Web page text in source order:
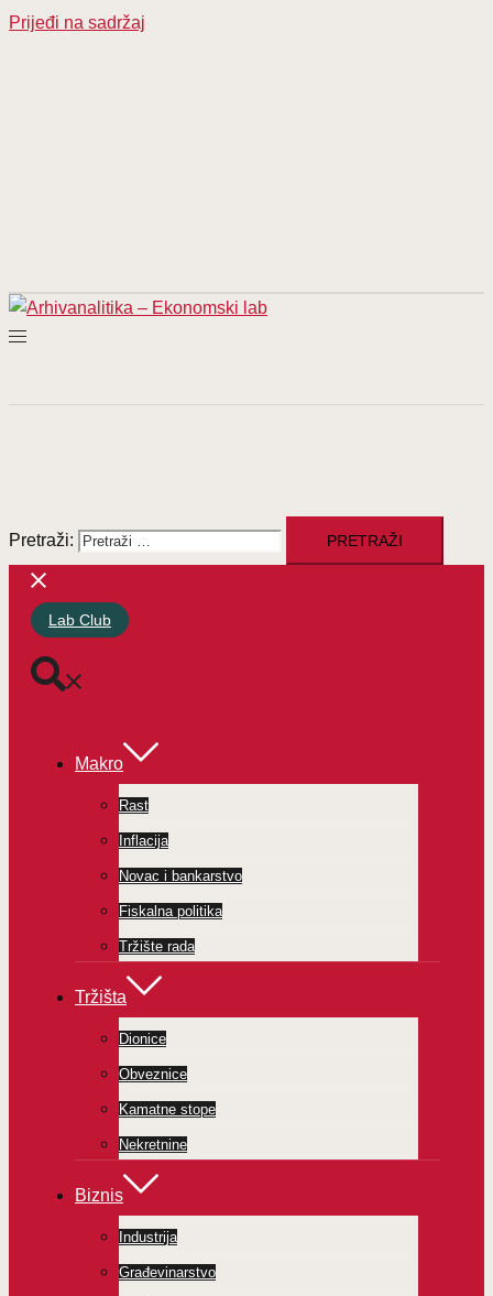
Prijeđi na sadržaj
Pretraži:
Lab Club
Makro
Rast
Inflacija
Novac i bankarstvo
Fiskalna politika
Tržište rada
Tržišta
Dionice
Obveznice
Kamatne stope
Nekretnine
Biznis
Industrija
Građevinarstvo